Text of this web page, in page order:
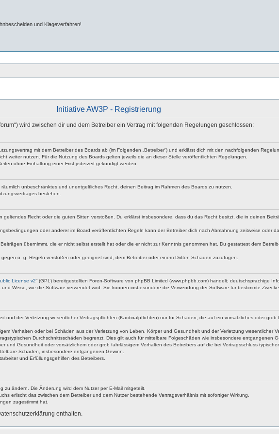
und Klageverfahren!
Initiative AW3P - Registrierung
wird zwischen dir und dem Betreiber ein Vertrag mit folgenden Regelungen geschlossen:
mit dem Betreiber des Boards ab (im Folgenden „Betreiber“) und erklärst dich mit den nachfolgenden
weiter nutzen. Für die Nutzung des Boards gelten jeweils die an dieser Stelle veröffentlichten Regelungen.
ohne Einhaltung einer Frist jederzeit gekündigt werden.
unbeschränktes und unentgeltliches Recht, deinen Beitrag im Rahmen des Boards zu nutzen.
bestehen.
Recht oder die guten Sitten verstoßen. Du erklärst insbesondere, dass du das Recht besitzt, die in deinen
oder anderer im Board veröffentlichten Regeln kann der Betreiber dich nach Abmahnung zeitweise oder
übernimmt, die er nicht selbst erstellt hat oder die er nicht zur Kenntnis genommen hat. Du gestattest dem
o. g. Regeln verstoßen oder geeignet sind, dem Betreiber oder einem Dritten Schaden zuzufügen.
License v2“ (GPL) bereitgestellten Foren-Software von phpBB Limited (www.phpbb.com) handelt; deutschsprachige
Weise, wie die Software verwendet wird. Sie können insbesondere die Verwendung der Software für bestimmte
und der Verletzung wesentlicher Vertragspflichten (Kardinalpflichten) nur für Schäden, die auf ein vorsätzliches oder
Verhalten oder bei Schäden aus der Verletzung von Leben, Körper und Gesundheit und der Verletzung wesentlicher
Durchschnittsschäden begrenzt. Dies gilt auch für mittelbare Folgeschäden wie insbesondere entgangenen
und Gesundheit oder vorsätzlichem oder grob fahrlässigem Verhalten des Betreibers auf die bei Vertragsschluss
Schäden, insbesondere entgangenen Gewinn.
und Erfüllungsgehilfen des Betreibers.
ändern. Die Änderung wird dem Nutzer per E-Mail mitgeteilt.
erlischt das zwischen dem Betreiber und dem Nutzer bestehende Vertragsverhältnis mit sofortiger Wirkung.
zugestimmt hat.
enthalten.